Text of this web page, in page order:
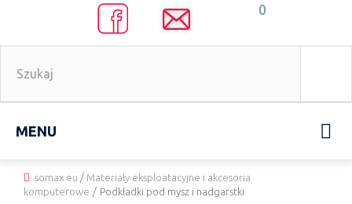
0
MENU
somax.eu / Materiały eksploatacyjne i akcesoria
komputerowe / Podkładki pod mysz i nadgarstki